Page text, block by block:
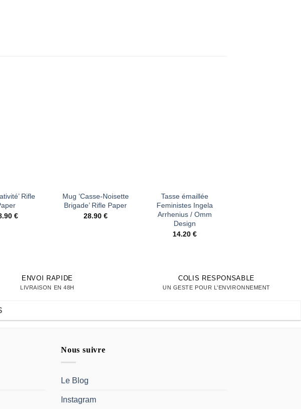
Rifle
€
Mug ‘Casse-Noisette
Brigade’ Rifle Paper
28.90 €
Tasse émaillée
Feministes Ingela
Arrhenius / Omm
Design
14.20€
ENVOI RAPIDE
LIVRAISON EN 48H
COLIS RESPONSABLE
UN GESTE POUR L'ENVIRONNEMENT
Nous suivre
Le Blog
Instagram